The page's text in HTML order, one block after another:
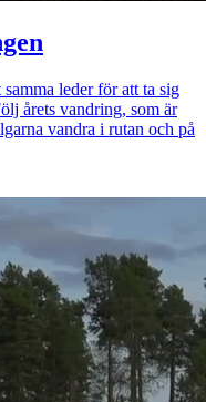
leder för att ta sig
årets vandring, som är
vandra i rutan och på